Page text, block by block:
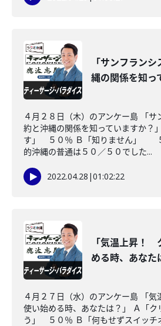
「サンフラン
縄の関係を知っ
４月２８日（木）のアンケー島 「
約と沖縄の関係を知っていますか？
す」 ５０％ Ｂ「知りません」
的沖縄の普通は５０／５０でした...
2022.04.28 |01:02:22
「気温上昇！
める時、あなた
４月２７日（水）のアンケー島 「
使い始める時、あなたは？」 Ａ「
う」 ５０％ Ｂ「何もせずスイッ